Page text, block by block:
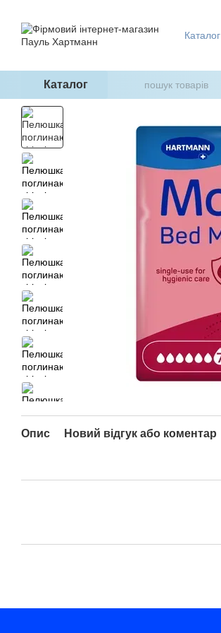
Каталог
Каталог
Опис Новий відгук або коментар